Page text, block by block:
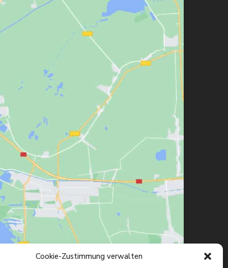
Cookie-Zustimmung verwalten